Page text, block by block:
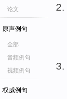
论文
原声例句
全部
音频例句
视频例句
权威例句